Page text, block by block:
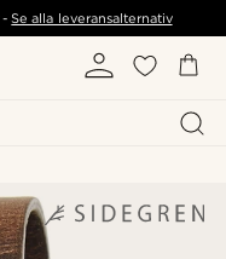
-Se alla leveransalternativ